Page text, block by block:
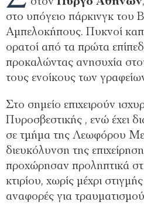
στο υπόγειο πάρκινγκ του
Αμπελοκήπους. Πυκνοί
ορατοί από τα πρώτα
προκαλώντας ανησυχία
τους ενοίκους των
Στο σημείο επιχειρούν
Πυροσβεστικής , ενώ έχει
σε τμήμα της Λεωφόρου
διευκόλυνση της
προχώρησαν προληπτικά
κτιρίου, χωρίς μέχρι
αναφορές για